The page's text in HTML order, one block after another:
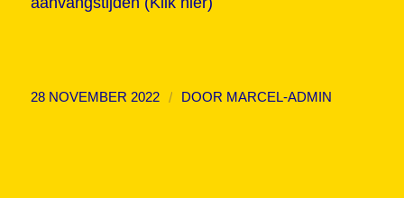
28 NOVEMBER 2022 / DOOR MARCEL-ADMIN